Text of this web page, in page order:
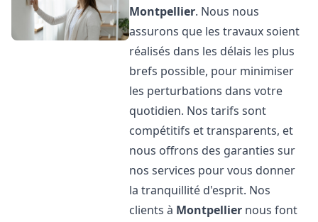
Montpellier. Nous nous
assurons que les travaux soient
réalisés dans les délais les plus
brefs possible, pour minimiser
les perturbations dans votre
quotidien. Nos tarifs sont
compétitifs et transparents, et
nous offrons des garanties sur
nos services pour vous donner
la tranquillité d'esprit. Nos
clients à Montpellier nous font